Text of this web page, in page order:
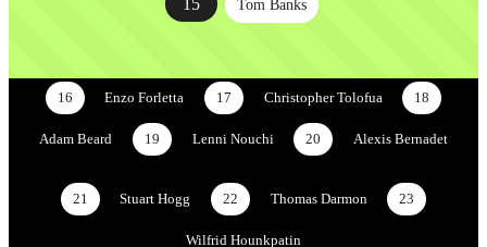
15 Tom Banks
16 Enzo Forletta 17 Christopher Tolofua 18
Adam Beard 19 Lenni Nouchi 20 Alexis Bernadet
21 Stuart Hogg 22 Thomas Darmon 23
Wilfrid Hounkpatin